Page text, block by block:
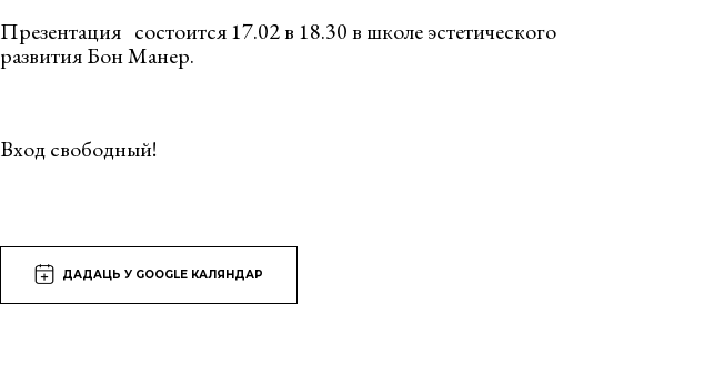
Презентация состоится 17.02 в 18.30 в школе эстетического
развития Бон Манер.
Вход свободный!
ДАДАЦЬ У GOOGLE КАЛЯНДАР